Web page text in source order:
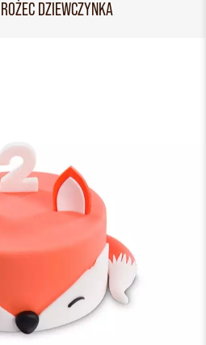
DZIEWCZYNKA